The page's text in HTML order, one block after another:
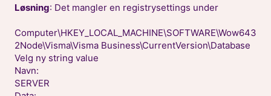
Løsning: Det mangler en registrysettings under
Computer\HKEY_LOCAL_MACHINE\SOFTWARE\Wow643
2Node\Visma\Visma Business\CurrentVersion\Database
Velg ny string value
Navn:
SERVER